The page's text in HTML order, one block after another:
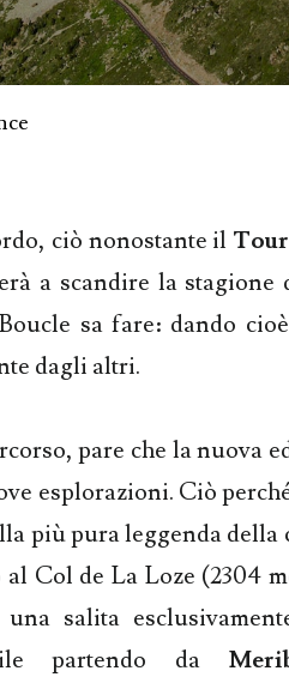
ciò nonostante il
a scandire la
sa fare: dando
dagli altri.
pare che la nuova
esplorazioni. Ciò
più pura leggenda della
Col de La Loze (2304
una salita
partendo da